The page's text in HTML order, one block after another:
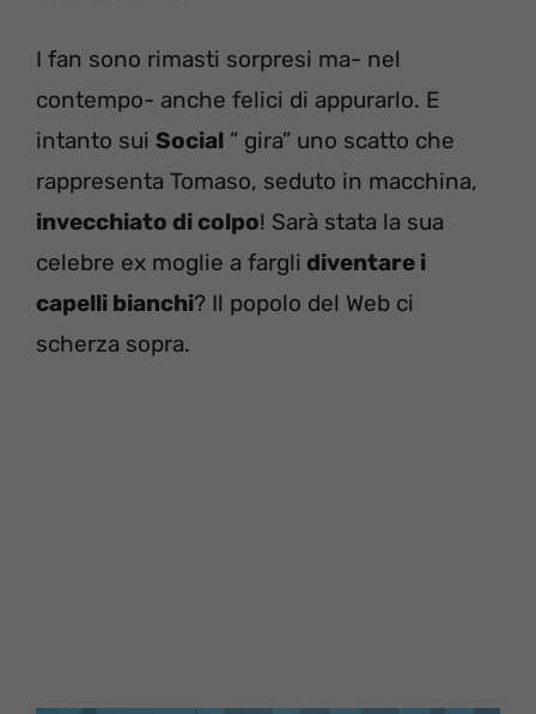
I fan sono rimasti sorpresi ma- nel
contempo- anche felici di appurarlo. E
intanto sui Social ” gira” uno scatto che
rappresenta Tomaso, seduto in macchina,
invecchiato di colpo! Sarà stata la sua
celebre ex moglie a fargli diventare i
capelli bianchi? Il popolo del Web ci
scherza sopra.